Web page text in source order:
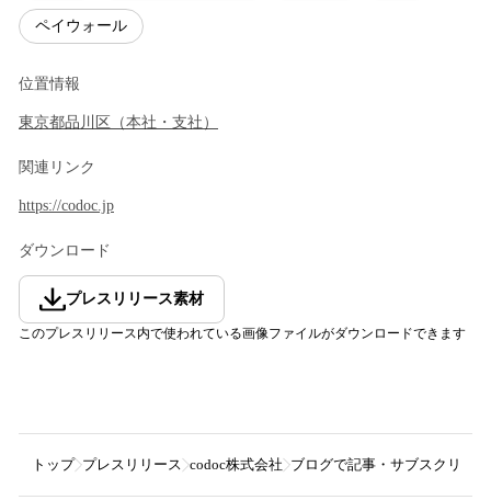
ペイウォール
位置情報
東京都品川区 （本社・支社 ）
関連リンク
https://codoc.jp
ダウンロード
プレスリリース素材
このプレスリリース内で使われている画像ファイルがダウンロードできます
トップ プレスリリース codoc株式会社 ブログで記事・サブスクリプ